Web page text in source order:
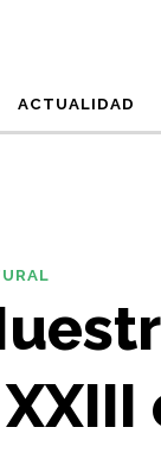
ACTUALIDAD